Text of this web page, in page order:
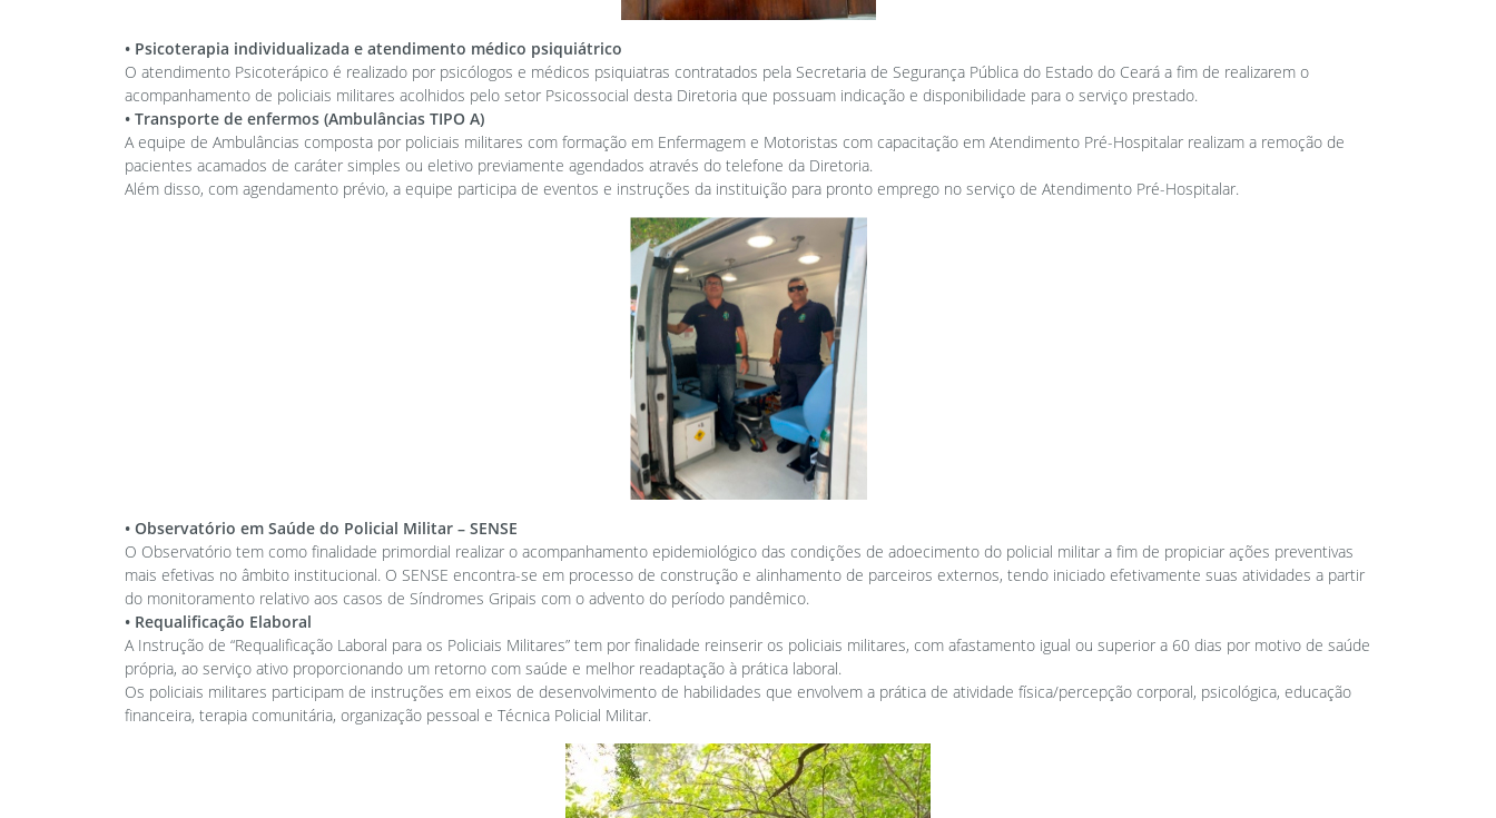
• Psicoterapia individualizada e atendimento médico psiquiátrico
O atendimento Psicoterápico é realizado por psicólogos e médicos psiquiatras contratados pela Secretaria de Segurança Pública do Estado do Ceará a fim de realizarem o
acompanhamento de policiais militares acolhidos pelo setor Psicossocial desta Diretoria que possuam indicação e disponibilidade para o serviço prestado.
• Transporte de enfermos (Ambulâncias TIPO A)
A equipe de Ambulâncias composta por policiais militares com formação em Enfermagem e Motoristas com capacitação em Atendimento Pré-Hospitalar realizam a remoção de
pacientes acamados de caráter simples ou eletivo previamente agendados através do telefone da Diretoria.
Além disso, com agendamento prévio, a equipe participa de eventos e instruções da instituição para pronto emprego no serviço de Atendimento Pré-Hospitalar.
• Observatório em Saúde do Policial Militar – SENSE
O Observatório tem como finalidade primordial realizar o acompanhamento epidemiológico das condições de adoecimento do policial militar a fim de propiciar ações preventivas
mais efetivas no âmbito institucional. O SENSE encontra-se em processo de construção e alinhamento de parceiros externos, tendo iniciado efetivamente suas atividades a partir
do monitoramento relativo aos casos de Síndromes Gripais com o advento do período pandêmico.
• Requalificação Elaboral
A Instrução de “Requalificação Laboral para os Policiais Militares” tem por finalidade reinserir os policiais militares, com afastamento igual ou superior a 60 dias por motivo de saúde
própria, ao serviço ativo proporcionando um retorno com saúde e melhor readaptação à prática laboral.
Os policiais militares participam de instruções em eixos de desenvolvimento de habilidades que envolvem a prática de atividade física/percepção corporal, psicológica, educação
financeira, terapia comunitária, organização pessoal e Técnica Policial Militar.